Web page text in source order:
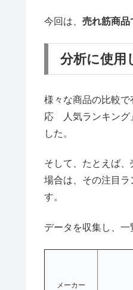
今回は、 売れ筋商品
分析に使用
様々な商品の比較
応 人気ランキング
した。
そして、たとえば
場合は、その注目
す。
データを収集し、一
メーカー